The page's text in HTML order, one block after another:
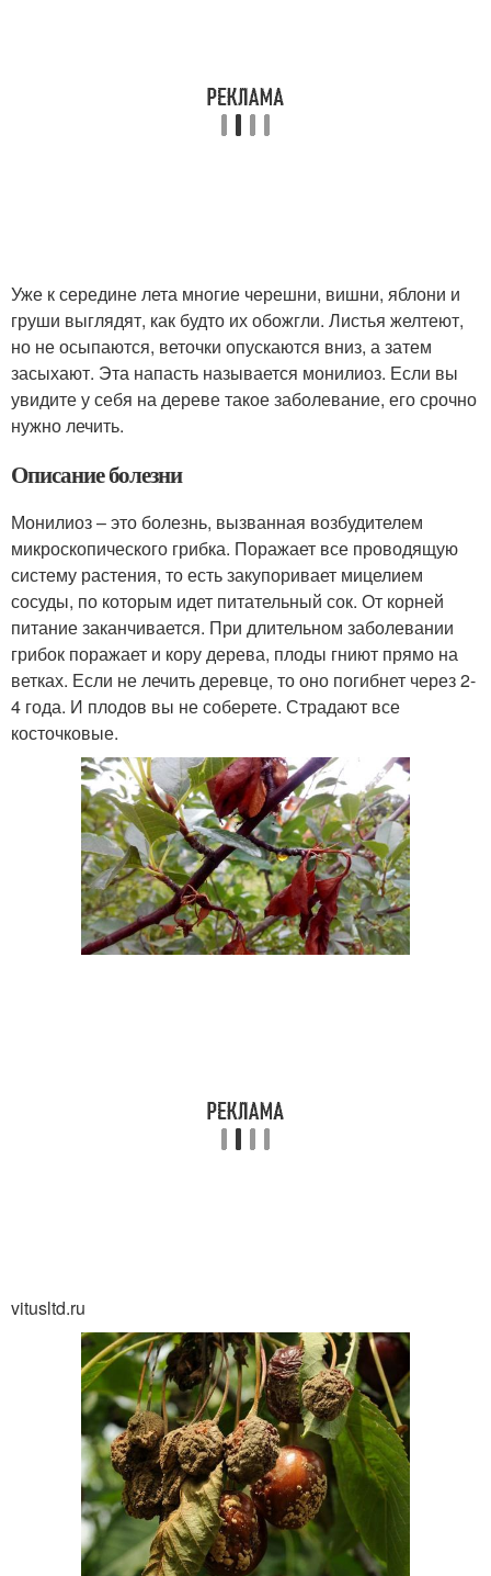
Уже к середине лета многие черешни, вишни, яблони и
груши выглядят, как будто их обожгли. Листья желтеют,
но не осыпаются, веточки опускаются вниз, а затем
засыхают. Эта напасть называется монилиоз. Если вы
увидите у себя на дереве такое заболевание, его срочно
нужно лечить.
Описание болезни
Монилиоз – это болезнь, вызванная возбудителем
микроскопического грибка. Поражает все проводящую
систему растения, то есть закупоривает мицелием
сосуды, по которым идет питательный сок. От корней
питание заканчивается. При длительном заболевании
грибок поражает и кору дерева, плоды гниют прямо на
ветках. Если не лечить деревце, то оно погибнет через 2-
4 года. И плодов вы не соберете. Страдают все
косточковые.
vitusltd.ru